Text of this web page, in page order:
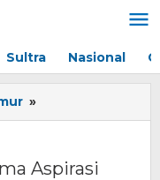
Sultra Nasional
»
Luwu
Aspirasi
Aspirasi